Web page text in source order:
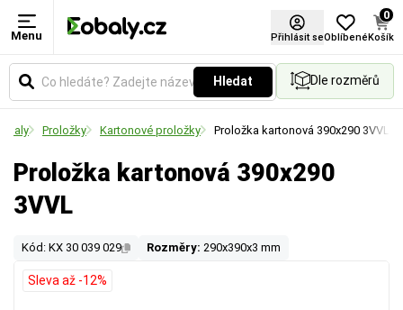
Menu Přihlásit seOblíbené
0
Košík
Hledat Dle rozměrů
Proložky Kartonové proložky Proložka kartonová 390x290 3VVL
Proložka kartonová 390x290
3VVL
Kód: KX 30 039 029 Rozměry: 290x390x3 mm
Sleva až -12%